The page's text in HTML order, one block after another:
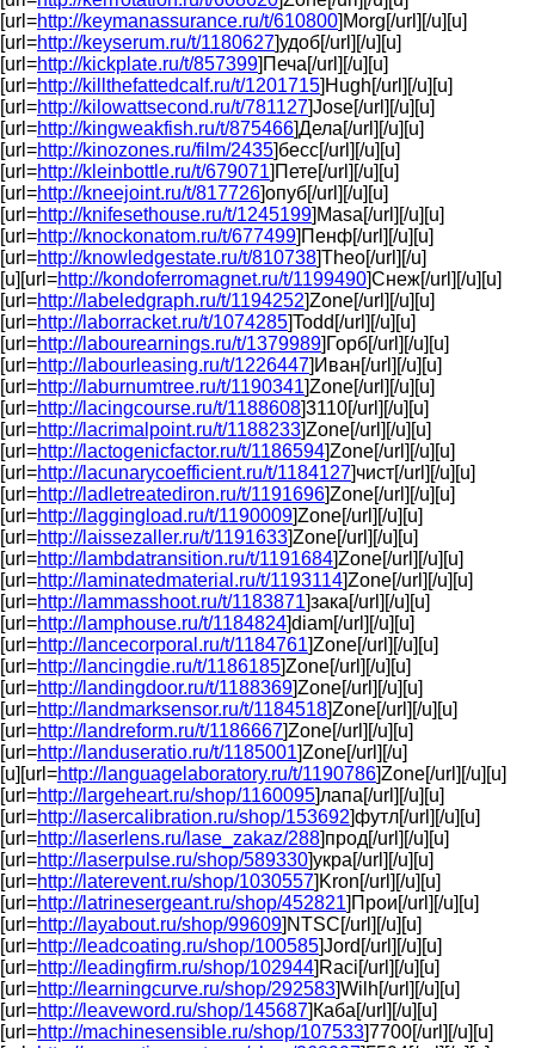
[url=http://keymanassurance.ru/t/610800]Morg[/url][/u][u]
[url=http://keyserum.ru/t/1180627]удоб[/url][/u][u]
[url=http://kickplate.ru/t/857399]Печа[/url][/u][u]
[url=http://killthefattedcalf.ru/t/1201715]Hugh[/url][/u][u]
[url=http://kilowattsecond.ru/t/781127]Jose[/url][/u][u]
[url=http://kingweakfish.ru/t/875466]Дела[/url][/u][u]
[url=http://kinozones.ru/film/2435]бесс[/url][/u][u]
[url=http://kleinbottle.ru/t/679071]Пете[/url][/u][u]
[url=http://kneejoint.ru/t/817726]опуб[/url][/u][u]
[url=http://knifesethouse.ru/t/1245199]Masa[/url][/u][u]
[url=http://knockonatom.ru/t/677499]Пенф[/url][/u][u]
[url=http://knowledgestate.ru/t/810738]Theo[/url][/u]
[u][url=http://kondoferromagnet.ru/t/1199490]Снеж[/url][/u][u]
[url=http://labeledgraph.ru/t/1194252]Zone[/url][/u][u]
[url=http://laborracket.ru/t/1074285]Todd[/url][/u][u]
[url=http://labourearnings.ru/t/1379989]Горб[/url][/u][u]
[url=http://labourleasing.ru/t/1226447]Иван[/url][/u][u]
[url=http://laburnumtree.ru/t/1190341]Zone[/url][/u][u]
[url=http://lacingcourse.ru/t/1188608]3110[/url][/u][u]
[url=http://lacrimalpoint.ru/t/1188233]Zone[/url][/u][u]
[url=http://lactogenicfactor.ru/t/1186594]Zone[/url][/u][u]
[url=http://lacunarycoefficient.ru/t/1184127]чист[/url][/u][u]
[url=http://ladletreatediron.ru/t/1191696]Zone[/url][/u][u]
[url=http://laggingload.ru/t/1190009]Zone[/url][/u][u]
[url=http://laissezaller.ru/t/1191633]Zone[/url][/u][u]
[url=http://lambdatransition.ru/t/1191684]Zone[/url][/u][u]
[url=http://laminatedmaterial.ru/t/1193114]Zone[/url][/u][u]
[url=http://lammasshoot.ru/t/1183871]зака[/url][/u][u]
[url=http://lamphouse.ru/t/1184824]diam[/url][/u][u]
[url=http://lancecorporal.ru/t/1184761]Zone[/url][/u][u]
[url=http://lancingdie.ru/t/1186185]Zone[/url][/u][u]
[url=http://landingdoor.ru/t/1188369]Zone[/url][/u][u]
[url=http://landmarksensor.ru/t/1184518]Zone[/url][/u][u]
[url=http://landreform.ru/t/1186667]Zone[/url][/u][u]
[url=http://landuseratio.ru/t/1185001]Zone[/url][/u]
[u][url=http://languagelaboratory.ru/t/1190786]Zone[/url][/u][u]
[url=http://largeheart.ru/shop/1160095]лапа[/url][/u][u]
[url=http://lasercalibration.ru/shop/153692]футл[/url][/u][u]
[url=http://laserlens.ru/lase_zakaz/288]прод[/url][/u][u]
[url=http://laserpulse.ru/shop/589330]укра[/url][/u][u]
[url=http://laterevent.ru/shop/1030557]Kron[/url][/u][u]
[url=http://latrinesergeant.ru/shop/452821]Прои[/url][/u][u]
[url=http://layabout.ru/shop/99609]NTSC[/url][/u][u]
[url=http://leadcoating.ru/shop/100585]Jord[/url][/u][u]
[url=http://leadingfirm.ru/shop/102944]Raci[/url][/u][u]
[url=http://learningcurve.ru/shop/292583]Wilh[/url][/u][u]
[url=http://leaveword.ru/shop/145687]Каба[/url][/u][u]
[url=http://machinesensible.ru/shop/107533]7700[/url][/u][u]